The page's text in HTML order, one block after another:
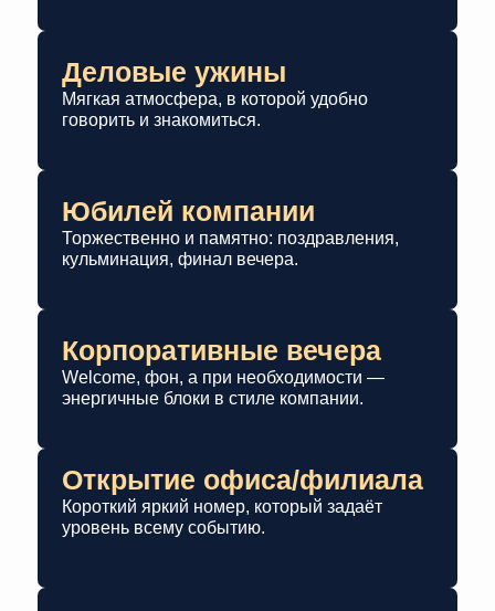
Деловые ужины
Мягкая атмосфера, в которой удобно
говорить и знакомиться.
Юбилей компании
Торжественно и памятно: поздравления,
кульминация, финал вечера.
Корпоративные вечера
Welcome, фон, а при необходимости —
энергичные блоки в стиле компании.
Открытие офиса/филиала
Короткий яркий номер, который задаёт
уровень всему событию.